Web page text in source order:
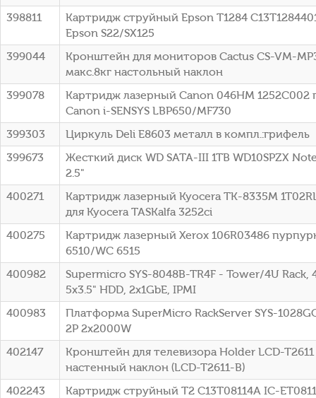
398811
Картридж струйный Epson T1284
Epson S22/SX125
399044
Кронштейн для мониторов Cactus CS-VM-
макс.8кг настольный наклон
399078
Картридж лазерный Canon 046HM 1252C002
Canon i-SENSYS LBP650/MF730
399303
Циркуль Deli E8603 металл в компл.:грифель
399673
Жесткий диск WD SATA-III 1TB WD10SPZX
2.5"
400271
Картридж лазерный Kyocera TK-8335M
для Kyocera TASKalfa 3252ci
400275
Картридж лазерный Xerox 106R03486
6510/WC 6515
400982
Supermicro SYS-8048B-TR4F - Tower/4U Rack,
5x3.5" HDD, 2x1GbE, IPMI
400983
Платформа SuperMicro RackServer SYS-
2P 2x2000W
402147
Кронштейн для телевизора Holder LCD-
настенный наклон (LCD-T2611-B)
402243
Картридж струйный T2 C13T08114A IC-